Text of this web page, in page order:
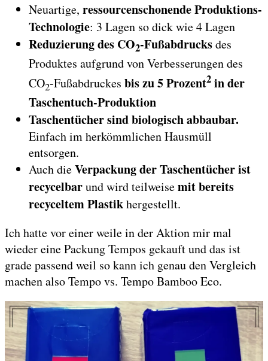
Neuartige, ressourcenschonende Produktions-
Technologie: 3 Lagen so dick wie 4 Lagen
Reduzierung des CO2-Fußabdrucksdes
Produktes aufgrund von Verbesserungen des
CO2-Fußabdruckes bis zu 5 Prozent2 in der
Taschentuch-Produktion
Taschentücher sind biologisch abbaubar.
Einfach im herkömmlichen Hausmüll
entsorgen.
Auch dieVerpackung der Taschentücher ist
recycelbarund wird teilweisemit bereits
recyceltem Plastikhergestellt.
Ich hatte vor einer weile in der Aktion mir mal
wieder eine Packung Tempos gekauft und das ist
grade passend weil so kann ich genau den Vergleich
machen also Tempo vs. Tempo Bamboo Eco.